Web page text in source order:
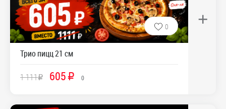
0
Трио пицц 21 см
1 111R 605R 0
+